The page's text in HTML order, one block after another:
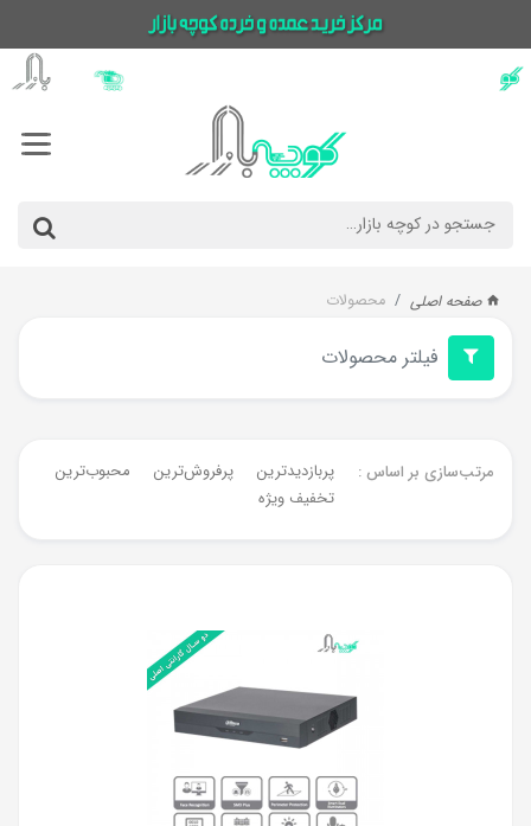
صفحه اصلی محصولات
فیلتر محصولات
مرتب‌سازی بر اساس : پربازدیدترین پرفروش‌ترین‌ محبوب‌ترین
تخفیف ویژه